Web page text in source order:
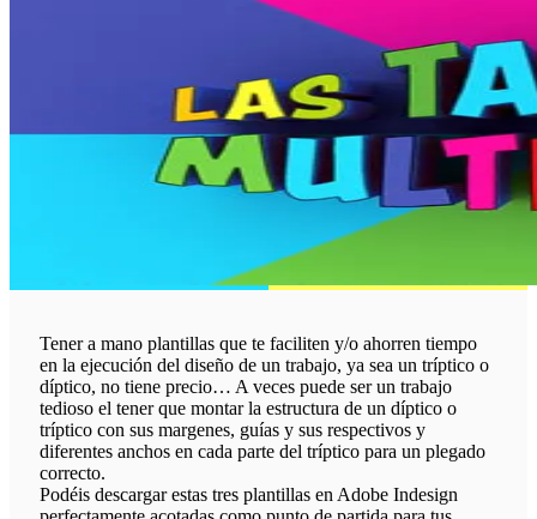
Tener a mano plantillas que te faciliten y/o ahorren tiempo
en la ejecución del diseño de un trabajo, ya sea un tríptico o
díptico, no tiene precio… A veces puede ser un trabajo
tedioso el tener que montar la estructura de un díptico o
tríptico con sus margenes, guías y sus respectivos y
diferentes anchos en cada parte del tríptico para un plegado
correcto.
Podéis descargar estas tres plantillas en Adobe Indesign